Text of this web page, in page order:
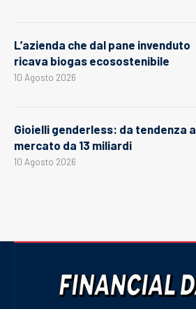
L’azienda che dal pane invenduto
ricava biogas ecosostenibile
10 Agosto 2026
Gioielli genderless: da tendenza a
mercato da 13 miliardi
10 Agosto 2026